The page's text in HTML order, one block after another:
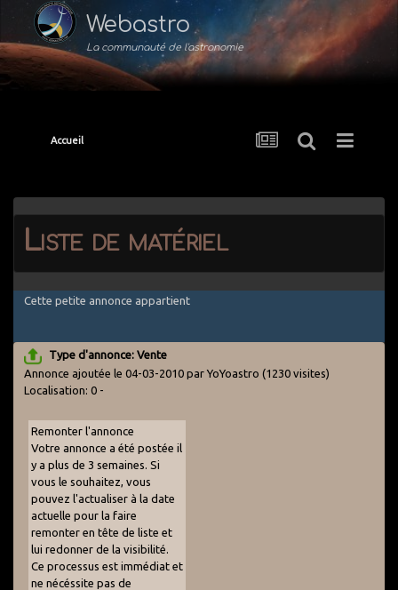
Webastro
La communauté de l'astronomie
Accueil
Liste de matériel
Cette petite annonce appartient
Type d'annonce: Vente
Annonce ajoutée le 04-03-2010 par YoYoastro (1230 visites)
Localisation: 0 -
Remonter l'annonce
Votre annonce a été postée il
y a plus de 3 semaines. Si
vous le souhaitez, vous
pouvez l'actualiser à la date
actuelle pour la faire
remonter en tête de liste et
lui redonner de la visibilité.
Ce processus est immédiat et
ne nécéssite pas de